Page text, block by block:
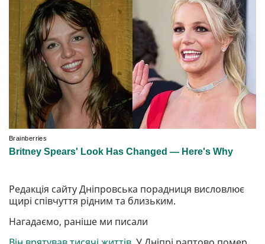
Редакція сайту Дніпровська порадниця висловлює
щирі співчуття рідним та близьким.
Нагадаємо, раніше ми писали